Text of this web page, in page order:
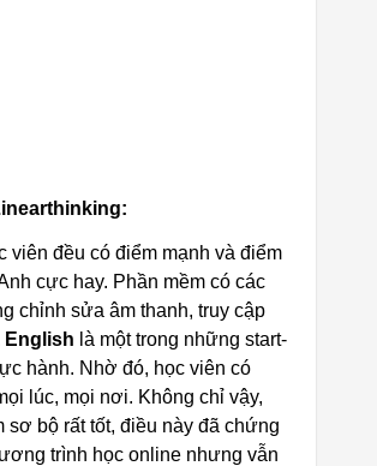
viên đều có điểm mạnh và điểm
cực hay. Phần mềm có các
chỉnh sửa âm thanh, truy cập
English là một trong những start-
hành. Nhờ đó, học viên có
lúc, mọi nơi. Không chỉ vậy,
bộ rất tốt, điều này đã chứng
trình học online nhưng vẫn